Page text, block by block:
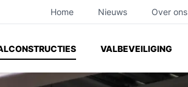
Home Nieuws Over ons
VALBEVEILIGING